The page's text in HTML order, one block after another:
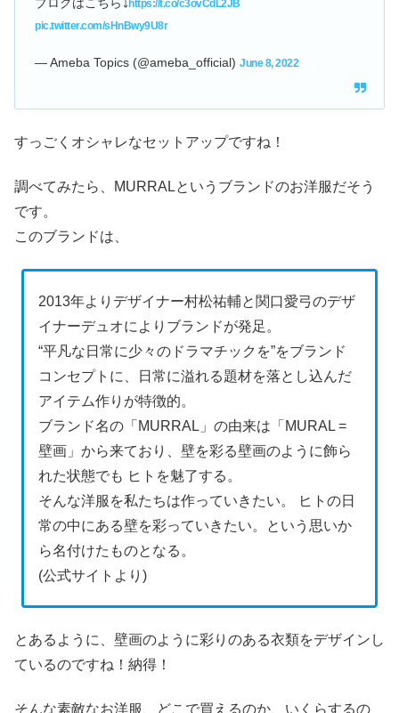
https://t.co/c3ovCdL2JB
pic.twitter.com/sHnBwy9U8r
— Ameba Topics (@ameba_official) June 8, 2022
すっごくオシャレなセットアップですね！
調べてみたら、MURRALというブランドのお洋服だそう
です。
このブランドは、
2013年よりデザイナー村松祐輔と関口愛弓のデザ
イナーデュオによりブランドが発足。
“平凡な日常に少々のドラマチックを”をブランド
コンセプトに、日常に溢れる題材を落とし込んだ
アイテム作りが特徴的。
ブランド名の「MURRAL」の由来は「MURAL =
壁画」から来ており、壁を彩る壁画のように飾ら
れた状態でも ヒトを魅了する。
そんな洋服を私たちは作っていきたい。 ヒトの日
常の中にある壁を彩っていきたい。という思いか
ら名付けたものとなる。
(公式サイトより)
とあるように、壁画のように彩りのある衣類をデザインし
ているのですね！納得！
そんな素敵なお洋服、どこで買えるのか、いくらするの